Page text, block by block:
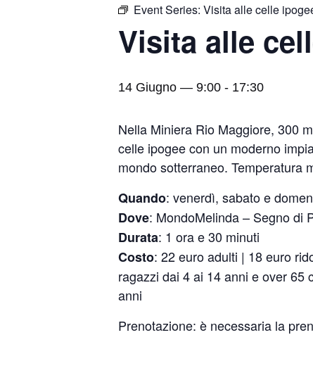
Event Series: Visita alle celle
Visita alle
14 Giugno — 9:00 - 17:30
Nella Miniera Rio Maggiore, 300
celle ipogee con un moderno
mondo sotterraneo. Temperatura
Quando: venerdì, sabato e
Dove: MondoMelinda – Segno di
Durata: 1 ora e 30 minuti
Costo: 22 euro adulti | 18 euro
ragazzi dai 4 ai 14 anni e over 65
anni
Prenotazione: è necessaria la